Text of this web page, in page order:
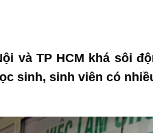
và TP HCM khá sôi
sinh, sinh viên có